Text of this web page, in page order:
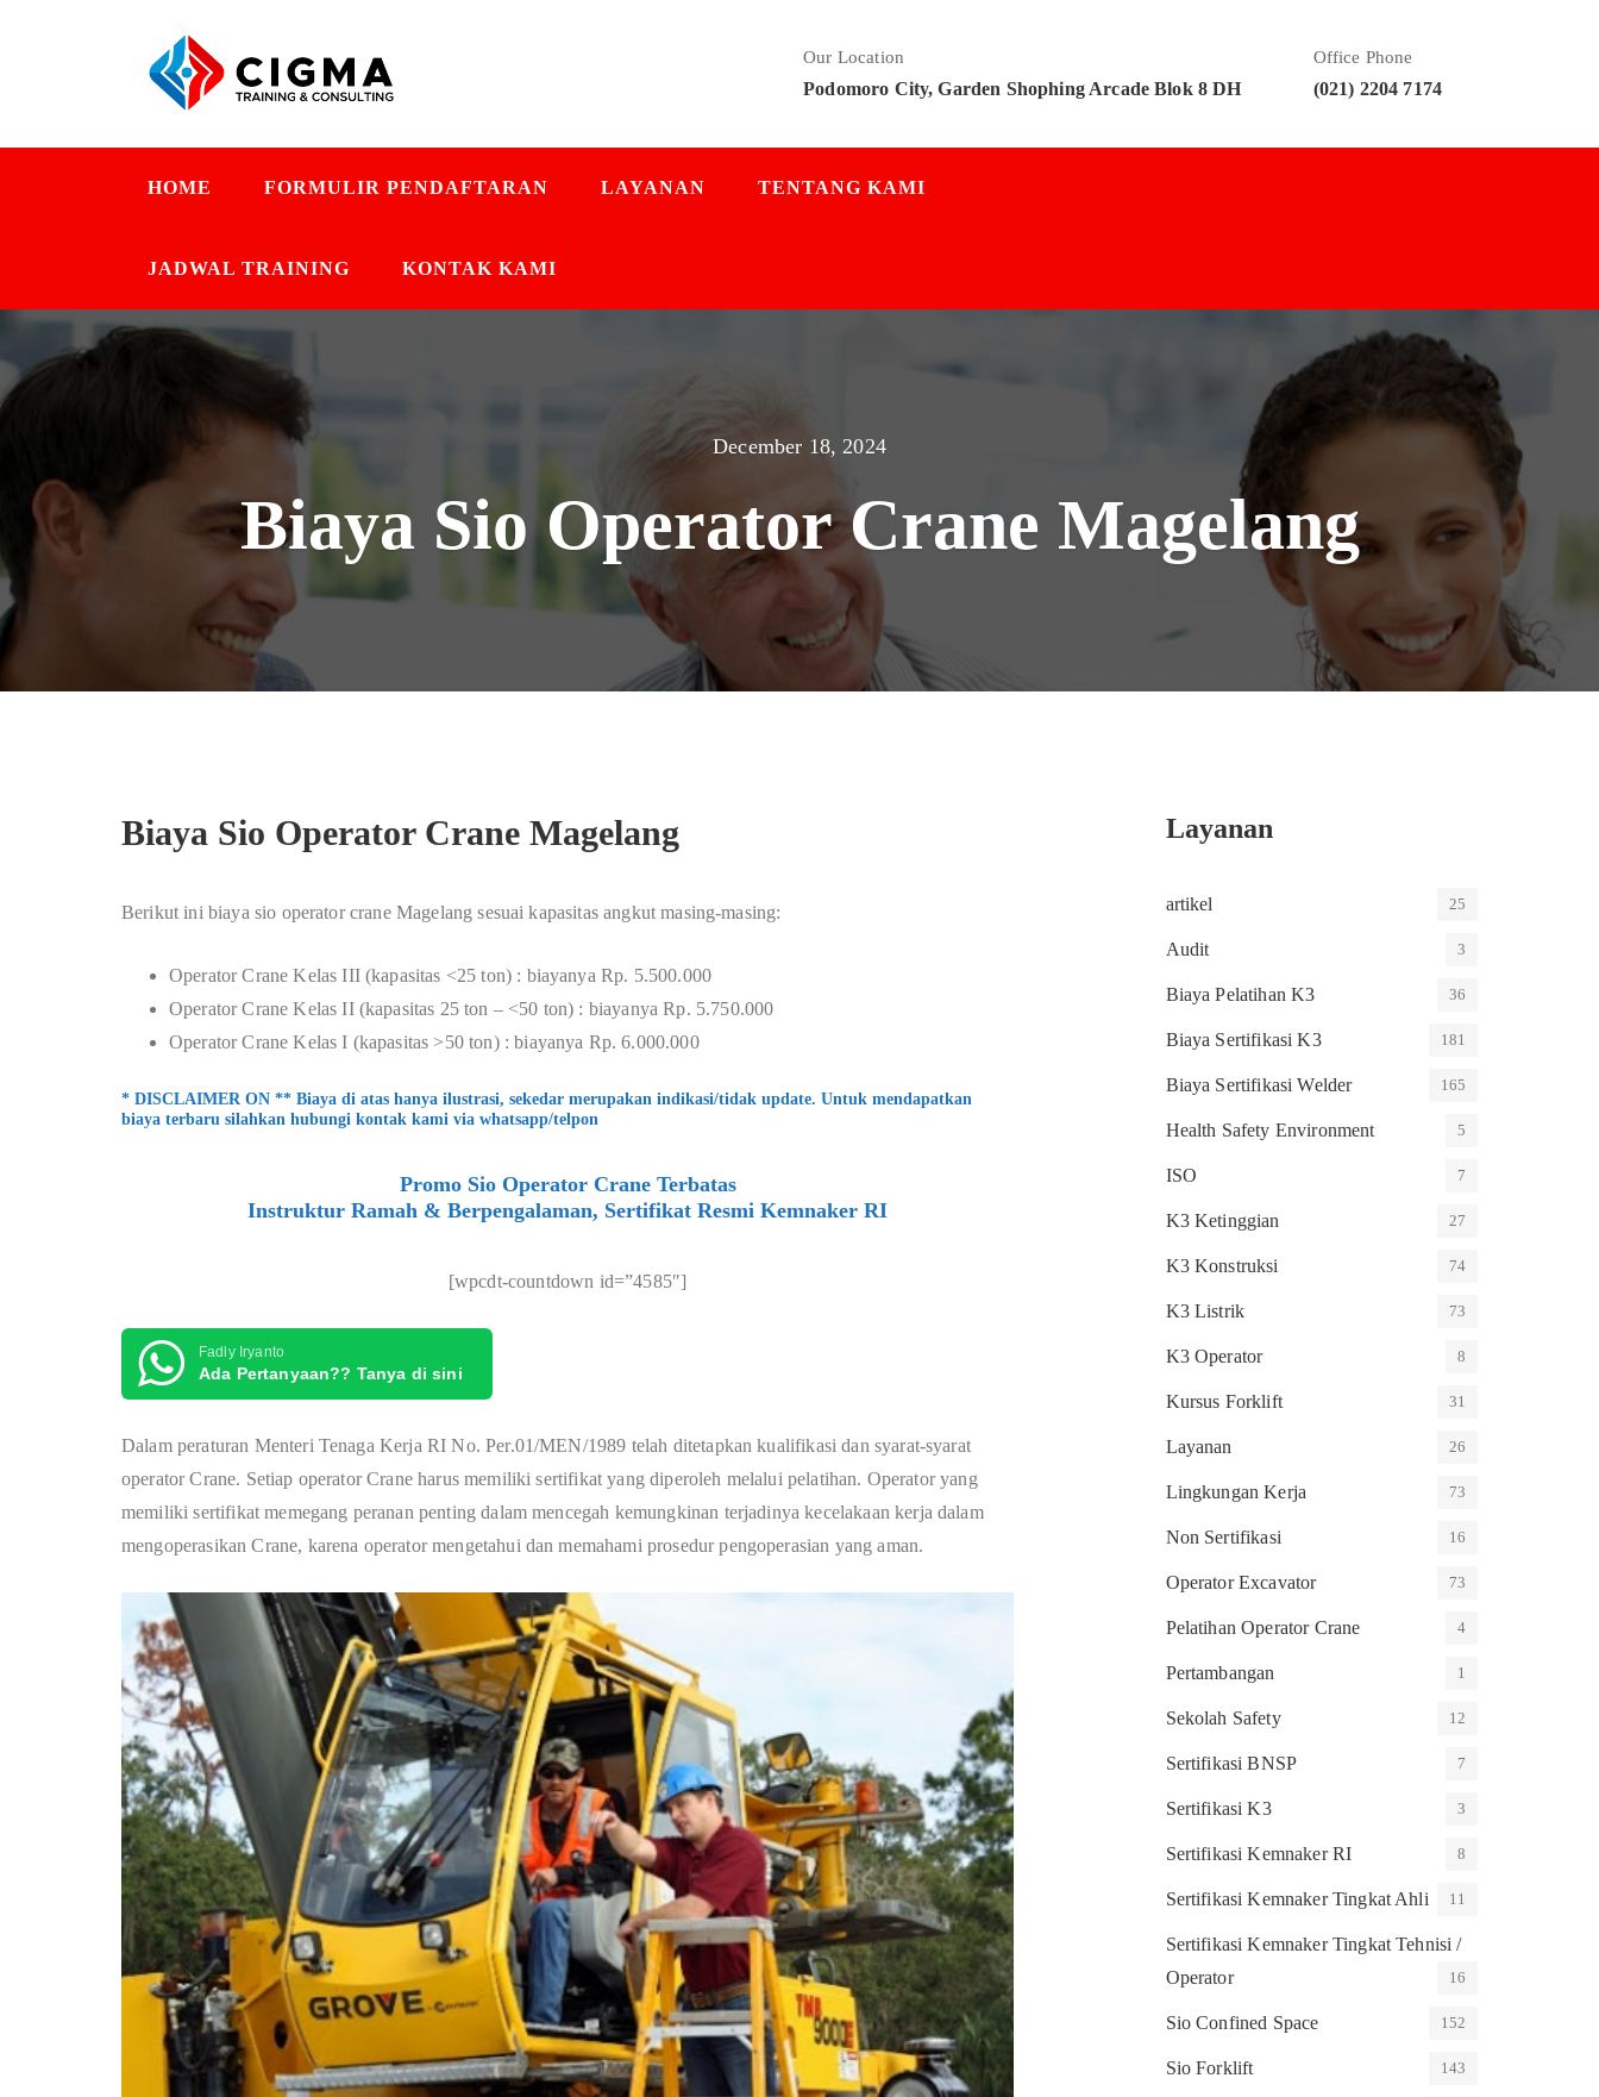
Our Location
Podomoro City, Garden Shophing Arcade Blok 8 DH
Office Phone
(021) 2204 7174
HOME FORMULIR PENDAFTARAN LAYANAN TENTANG KAMI
JADWAL TRAINING KONTAK KAMI
December 18, 2024
Biaya Sio Operator Crane Magelang
Biaya Sio Operator Crane Magelang
Berikut ini biaya sio operator crane Magelang sesuai kapasitas angkut masing-masing:
Operator Crane Kelas III (kapasitas <25 ton) : biayanya Rp. 5.500.000
Operator Crane Kelas II (kapasitas 25 ton – <50 ton) : biayanya Rp. 5.750.000
Operator Crane Kelas I (kapasitas >50 ton) : biayanya Rp. 6.000.000
* DISCLAIMER ON ** Biaya di atas hanya ilustrasi, sekedar merupakan indikasi/tidak update. Untuk mendapatkan
biaya terbaru silahkan hubungi kontak kami via whatsapp/telpon
Promo Sio Operator Crane Terbatas
Instruktur Ramah & Berpengalaman, Sertifikat Resmi Kemnaker RI
[wpcdt-countdown id=”4585″]
Fadly Iryanto
Ada Pertanyaan?? Tanya di sini
Dalam peraturan Menteri Tenaga Kerja RI No. Per.01/MEN/1989 telah ditetapkan kualifikasi dan syarat-syarat
operator Crane. Setiap operator Crane harus memiliki sertifikat yang diperoleh melalui pelatihan. Operator yang
memiliki sertifikat memegang peranan penting dalam mencegah kemungkinan terjadinya kecelakaan kerja dalam
mengoperasikan Crane, karena operator mengetahui dan memahami prosedur pengoperasian yang aman.
Layanan
artikel 25
Audit 3
Biaya Pelatihan K3 36
Biaya Sertifikasi K3 181
Biaya Sertifikasi Welder 165
Health Safety Environment 5
ISO 7
K3 Ketinggian 27
K3 Konstruksi 74
K3 Listrik 73
K3 Operator 8
Kursus Forklift 31
Layanan 26
Lingkungan Kerja 73
Non Sertifikasi 16
Operator Excavator 73
Pelatihan Operator Crane 4
Pertambangan 1
Sekolah Safety 12
Sertifikasi BNSP 7
Sertifikasi K3 3
Sertifikasi Kemnaker RI 8
Sertifikasi Kemnaker Tingkat Ahli 11
Sertifikasi Kemnaker Tingkat Tehnisi /
Operator
16
Sio Confined Space 152
Sio Forklift 143